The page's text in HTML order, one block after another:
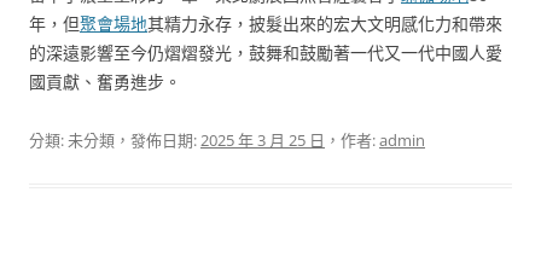
年，但聚會場地其精力永存，披髮出來的宏大文明感化力和帶來
的深遠影響至今仍熠熠發光，鼓舞和鼓勵著一代又一代中國人愛
國貢獻、奮勇進步。
分類: 未分類，發佈日期:2025 年 3 月 25 日 ，作者:admin